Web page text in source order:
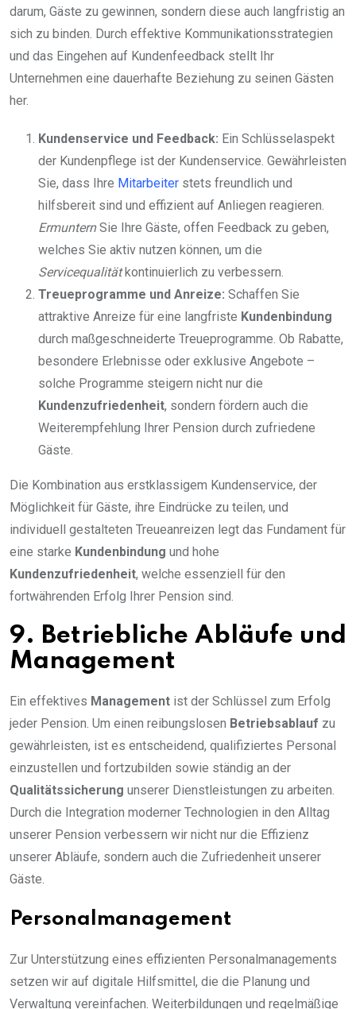
darum, Gäste zu gewinnen, sondern diese auch langfristig an
sich zu binden. Durch effektive Kommunikationsstrategien
und das Eingehen auf Kundenfeedback stellt Ihr
Unternehmen eine dauerhafte Beziehung zu seinen Gästen
her.
Kundenservice und Feedback: Ein Schlüsselaspekt
der Kundenpflege ist der Kundenservice. Gewährleisten
Sie, dass Ihre Mitarbeiter stets freundlich und
hilfsbereit sind und effizient auf Anliegen reagieren.
ErmunternSie Ihre Gäste, offen Feedback zu geben,
welches Sie aktiv nutzen können, um die
Servicequalitätkontinuierlich zu verbessern.
Treueprogramme und Anreize: Schaffen Sie
attraktive Anreize für eine langfriste Kundenbindung
durch maßgeschneiderte Treueprogramme. Ob Rabatte,
besondere Erlebnisse oder exklusive Angebote –
solche Programme steigern nicht nur die
Kundenzufriedenheit, sondern fördern auch die
Weiterempfehlung Ihrer Pension durch zufriedene
Gäste.
Die Kombination aus erstklassigem Kundenservice, der
Möglichkeit für Gäste, ihre Eindrücke zu teilen, und
individuell gestalteten Treueanreizen legt das Fundament für
eine starke Kundenbindung und hohe
Kundenzufriedenheit, welche essenziell für den
fortwährenden Erfolg Ihrer Pension sind.
9. Betriebliche Abläufe und
Management
Ein effektives Management ist der Schlüssel zum Erfolg
jeder Pension. Um einen reibungslosen Betriebsablauf zu
gewährleisten, ist es entscheidend, qualifiziertes Personal
einzustellen und fortzubilden sowie ständig an der
Qualitätssicherung unserer Dienstleistungen zu arbeiten.
Durch die Integration moderner Technologien in den Alltag
unserer Pension verbessern wir nicht nur die Effizienz
unserer Abläufe, sondern auch die Zufriedenheit unserer
Gäste.
Personalmanagement
Zur Unterstützung eines effizienten Personalmanagements
setzen wir auf digitale Hilfsmittel, die die Planung und
Verwaltung vereinfachen. Weiterbildungen und regelmäßige